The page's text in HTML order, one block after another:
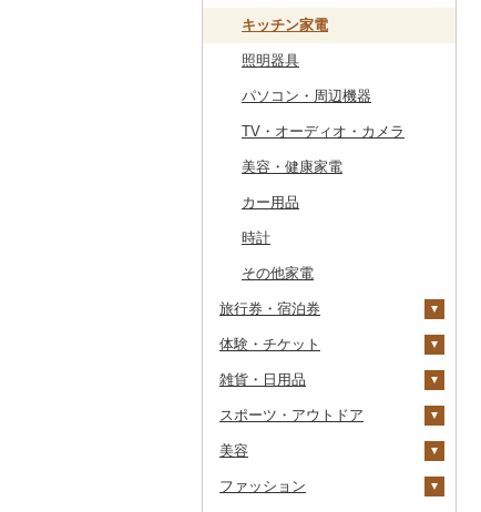
上州牛
飛騨牛
近江牛
神戸牛・神戸ビーフ
但馬牛
土佐あかうし
佐賀牛
長崎和牛
あか牛
宮崎牛
その他牛肉（精肉）
サザエ
はまぐり
その他貝
カツオ
金目鯛
クエ
くじら
サバ
さんま
鯛
のどぐろ
ふぐ
ブリ
ほっけ
その他鮮魚
わかめ
ひじき
その他海苔・海藻
ししゃも
その他干物
その他魚介・加工品
しらす・ちりめん
かまぼこ・練り製品
その他魚介・加工品
ひとめぼれ
ミルキークィーン
ななつぼし
その他米
レモン
不知火・デコポン
せとか
文旦
まどんな
ポンカン
その他柑橘
キウイ
柿（カキ）
ドライフルーツ
干し柿
干し芋
その他ドライフルーツ
その他果物
びわ
ブルーベリー
パイナップル
栗
その他果物
レンコン
にんにく・生姜
その他根菜
しいたけ
松茸
その他きのこ
その他野菜
山菜
かぼちゃ
茄子
レタス
その他野菜
その他焼酎
赤ワイン
シャンパン・スパーク
リキュール・洋酒
甘酒
ノンアルコール
その他酒
足柄茶
知覧茶
八女茶
その他茶
ンジジュース）
その他果汁飲料
茶葉・ティーバッグ
野菜ジュース
炭酸飲料
豆乳
その他飲料・ジュース
チョコレート
カステラ
アイス・ジェラート
その他洋菓子
煎餅・おかき
羊羹
饅頭
大福
その他和菓子
ひやむぎ
そうめん
その他麺
コロッケ
その他惣菜
シチュー
肉
魚
その他鍋
ピザ
レトルト
スープ
豆腐・納豆
豆腐
納豆
漬物
梅干
キムチ
その他漬物
缶詰・瓶詰
肉
魚
果物
ジャム
その他缶詰・瓶詰
乾物
燻製（スモーク）
おせち
その他加工品
醤油
味噌
酢
だし
食用油
えごま油
オリーブオイル
ごま油
その他食用油
はちみつ
ドレッシング
その他調味料
みりん
ケチャップ
こしょう
その他調味料
キッチン家電
照明器具
パソコン・周辺機器
TV・オーディオ・カメラ
美容・健康家電
カー用品
時計
その他家電
旅行券・宿泊券
旅行券
JTBふるさと旅行クー
その他旅行券
宿泊券
体験・チケット
PayPay商品券
食事券
温泉・サウナ・スパ利用
雑貨・日用品
家具・インテリア
机・テーブル
寝具
布団
タオル
スポーツ・アウトドア
ゴルフ
ゴルフボール
釣り
美容
スキンケア
ファッション